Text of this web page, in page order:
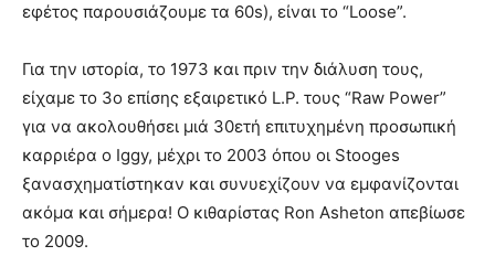
εφέτος παρουσιάζουμε τα 60s), είναι το “Loose”.
Για την ιστορία, το 1973 και πριν την διάλυση τους,
είχαμε το 3ο επίσης εξαιρετικό L.P. τους “Raw Power”
για να ακολουθήσει μιά 30ετή επιτυχημένη προσωπική
καρριέρα ο Ιggy, μέχρι το 2003 όπου οι Stooges
ξανασχηματίστηκαν και συνυεχίζουν να εμφανίζονται
ακόμα και σήμερα! Ο κιθαρίστας Ron Asheton απεβίωσε
το 2009.